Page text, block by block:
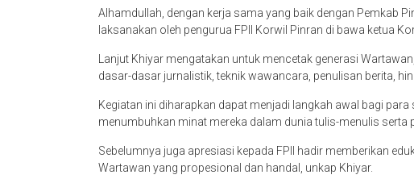
Alhamdullah, dengan kerja sama yang baik dengan Pemkab
laksanakan oleh pengurua FPII Korwil Pinran di bawa ketua
Lanjut Khiyar mengatakan untuk mencetak generasi
dasar-dasar jurnalistik, teknik wawancara, penulisan berita,
Kegiatan ini diharapkan dapat menjadi langkah awal bagi
menumbuhkan minat mereka dalam dunia tulis-menulis serta
Sebelumnya juga apresiasi kepada FPII hadir memberikan
Wartawan yang propesional dan handal, unkap Khiyar.